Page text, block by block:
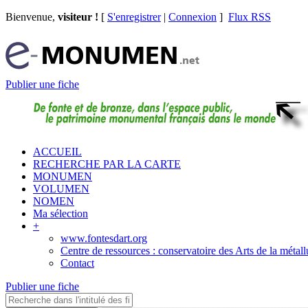
Bienvenue, visiteur ! [ S'enregistrer| Connexion ] Flux RSS
Publier une fiche
ACCUEIL
RECHERCHE PAR LA CARTE
MONUMEN
VOLUMEN
NOMEN
Ma sélection
+
www.fontesdart.org
Centre de ressources : conservatoire des Arts de la
Contact
Publier une fiche